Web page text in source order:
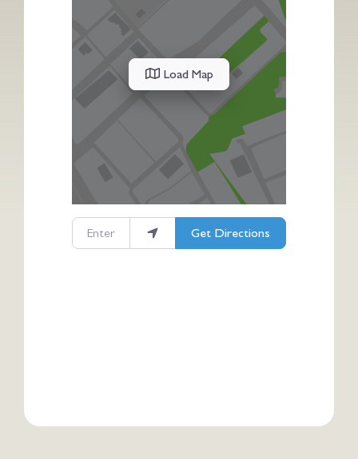
Load Map
Enter your location
Get Directions